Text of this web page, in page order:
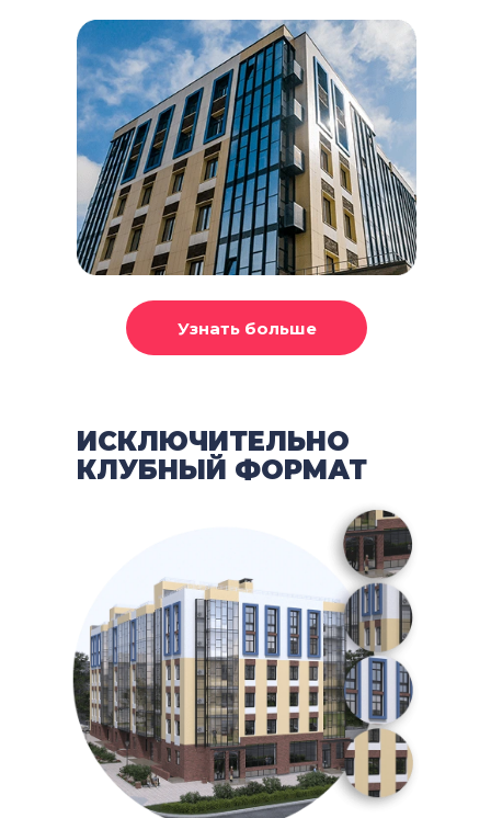
ИСКЛЮЧИТЕЛЬНО
КЛУБНЫЙ ФОРМАТ